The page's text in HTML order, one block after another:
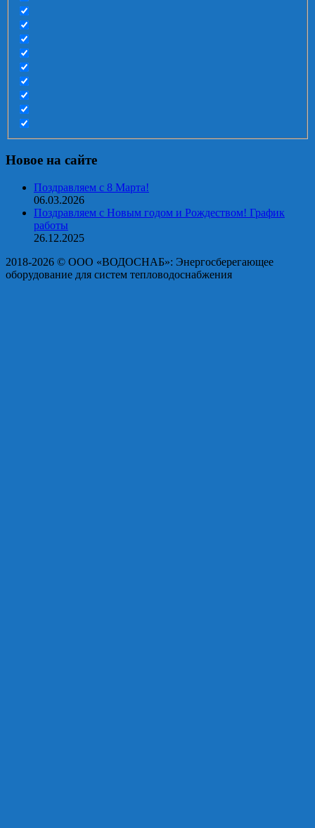
Новое на сайте
Поздравляем с 8 Марта!
06.03.2026
Поздравляем с Новым годом и Рождеством! График
работы
26.12.2025
2018-2026 © OOO «ВОДОСНАБ»: Энергосберегающее
оборудование для систем тепловодоснабжения